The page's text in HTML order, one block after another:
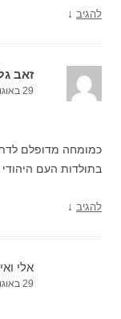
להגיב ↓
זאב
29 באוגוסט 2014 בשעה 23:38
כמומחה מדופלם
בתולדות העם
להגיב ↓
אלי
29 באוגוסט 2014 בשעה 12:43